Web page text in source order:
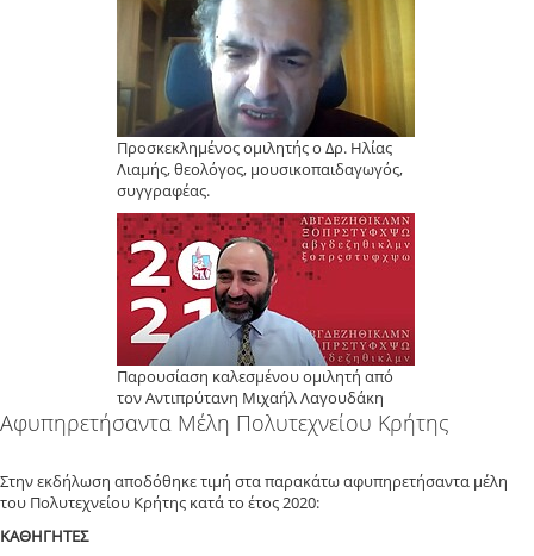
Προσκεκλημένος ομιλητής ο Δρ. Ηλίας
Λιαμής, θεολόγος, μουσικοπαιδαγωγός,
συγγραφέας.
Παρουσίαση καλεσμένου ομιλητή από
τον Αντιπρύτανη Μιχαήλ Λαγουδάκη
Αφυπηρετήσαντα Μέλη Πολυτεχνείου Κρήτης
Στην εκδήλωση αποδόθηκε τιμή στα παρακάτω αφυπηρετήσαντα μέλη
του Πολυτεχνείου Κρήτης κατά το έτος 2020:
ΚΑΘΗΓΗΤΕΣ